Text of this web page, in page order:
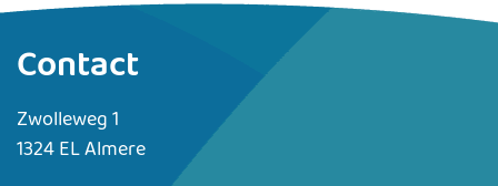
Contact
Zwolleweg 1
1324 EL Almere